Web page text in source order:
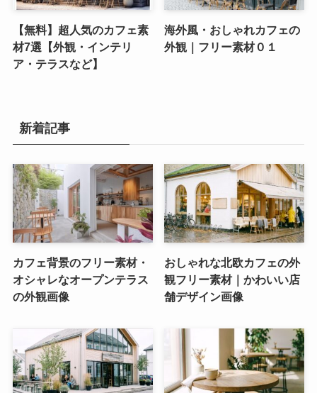
【無料】超人気のカフェ素
材7選【外観・インテリ
ア・テラスなど】
海外風・おしゃれカフェの
外観｜フリー素材０１
新着記事
カフェ背景のフリー素材・
オシャレなオープンテラス
の外観画像
おしゃれな北欧カフェの外
観フリー素材｜かわいい店
舗デザイン画像